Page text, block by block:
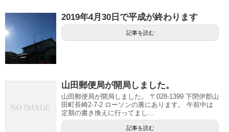
2019年4月30日で平成が終わります
記事を読む
山田郵便局が開局しました。
山田郵便局が開局しました。 〒028-1399 下閉伊郡山
田町長崎2-7-2 ローソンの裏にあります。 午前中は
定期の書き換えに行ってまし...
記事を読む